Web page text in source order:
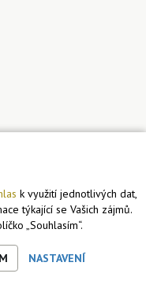
k využití jednotlivých dat,
týkající se Vašich zájmů.
„Souhlasím“.
NASTAVENÍ